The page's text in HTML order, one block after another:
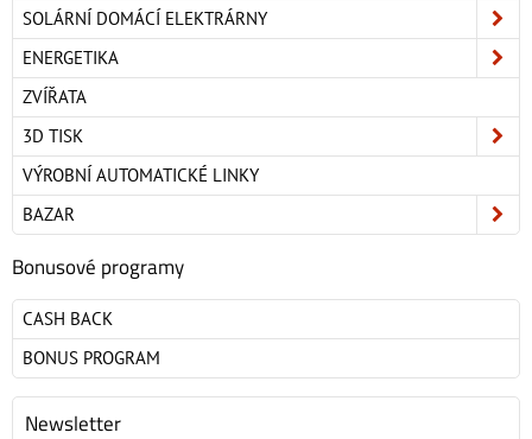
SOLÁRNÍ DOMÁCÍ ELEKTRÁRNY
ENERGETIKA
ZVÍŘATA
3D TISK
VÝROBNÍ AUTOMATICKÉ LINKY
BAZAR
Bonusové programy
CASH BACK
BONUS PROGRAM
Newsletter